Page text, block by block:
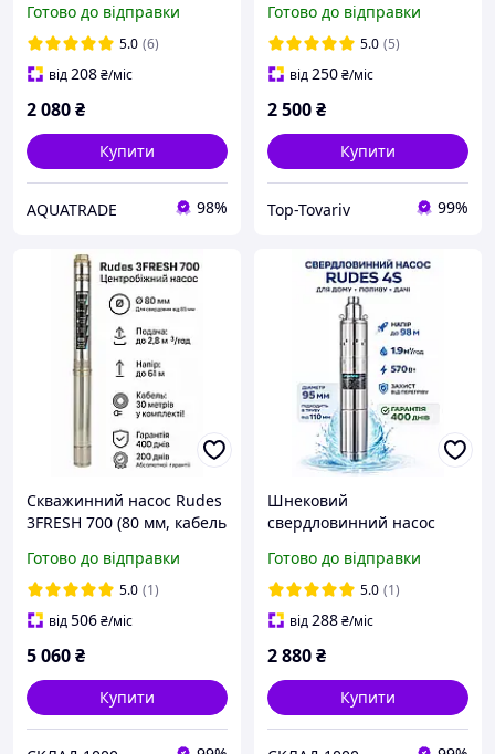
колодязя
Готово до відправки
5.0 (6)
від208₴/міс
2 080₴
Купити
AQUATRADE 98%
Водомет в колодязь
Vodomet 4 QGD 1.8-75-
0.37 кВт
Готово до відправки
5.0 (5)
від250₴/міс
2 500₴
Купити
Top-Tovariv 99%
Скважинний насос Rudes
3FRESH 700 (80 мм, кабель
дому та поливу
Готово до відправки
5.0 (1)
від506₴/міс
5 060₴
Купити
Шнековий
свердловинний насос
м³/год) - надійний 4
дюйми
Готово до відправки
5.0 (1)
від288₴/міс
2 880₴
Купити